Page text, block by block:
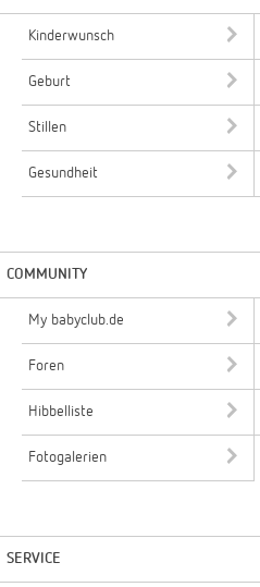
Kinderwunsch
Geburt
Stillen
Gesundheit
COMMUNITY
My babyclub.de
Foren
Hibbelliste
Fotogalerien
SERVICE